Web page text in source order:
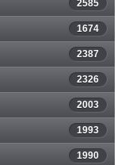
2585
1674
2387
2326
2003
1993
1990